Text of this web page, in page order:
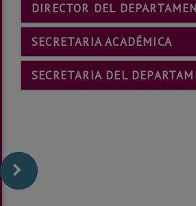
DIRECTOR DEL
SECRETARIA ACADÉMICA
SECRETARIA DEL